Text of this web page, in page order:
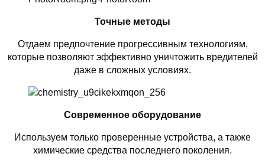
Точные методы
Отдаем предпочтение прогрессивным технологиям,
которые позволяют эффективно уничтожить вредителей
даже в сложных условиях.
Современное оборудование
Используем только проверенные устройства, а также
химические средства последнего поколения.